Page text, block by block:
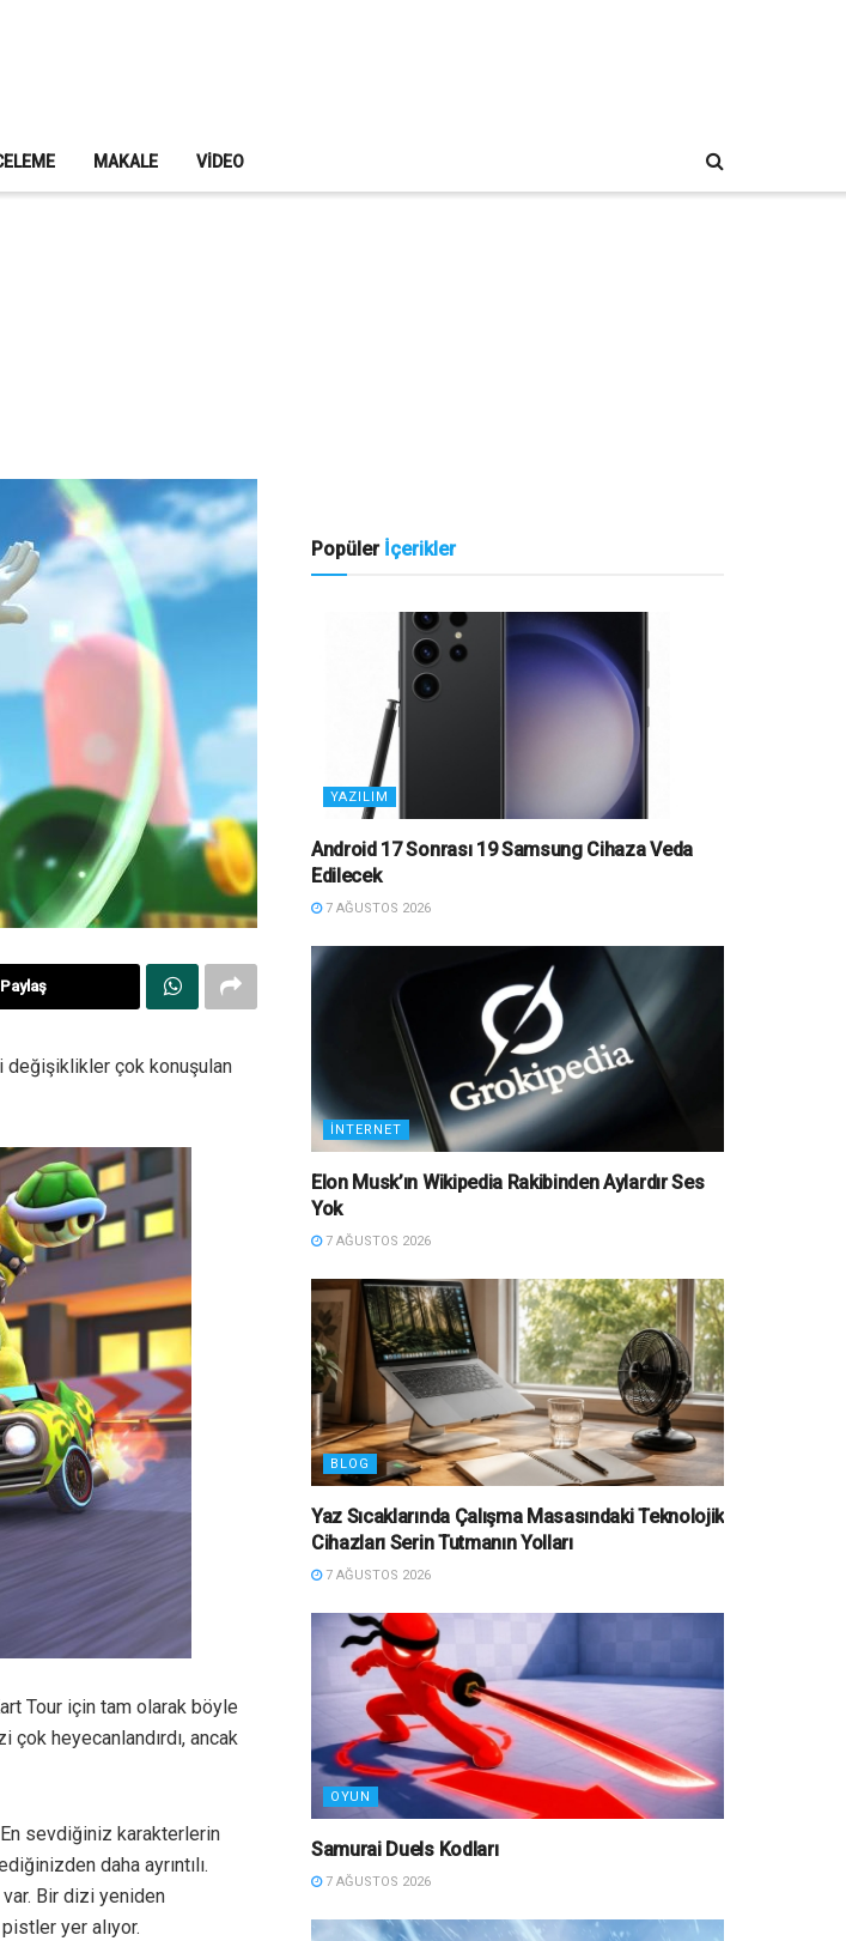
MAKALE VIDEO
değişiklikler çok konuşulan
Tour için tam olarak böyle
çok heyecanlandırdı, ancak
sevdiğiniz karakterlerin
daha ayrıntılı.
Bir dizi yeniden
yer alıyor.
Popüler İçerikler
YAZILIM
Android 17 Sonrası 19 Samsung Cihaza Veda
Edilecek
7 AĞUSTOS 2026
İNTERNET
Elon Musk’ın Wikipedia Rakibinden Aylardır Ses
Yok
7 AĞUSTOS 2026
BLOG
Yaz Sıcaklarında Çalışma Masasındaki Teknolojik
Cihazları Serin Tutmanın Yolları
7 AĞUSTOS 2026
OYUN
Samurai Duels Kodları
7 AĞUSTOS 2026